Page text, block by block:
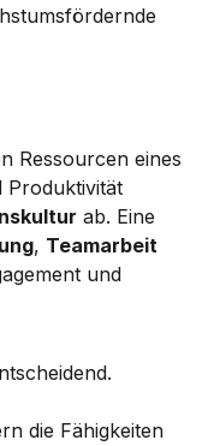
Ressourcen eines
Produktivität
ab. Eine
, Teamarbeit
und
die Fähigkeiten